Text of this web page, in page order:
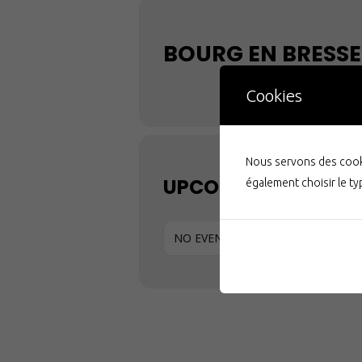
BOURG EN BRESSE
UPCOMING EVENTS
NO EVENTS
Cookies
Nous servons des
également choisir le